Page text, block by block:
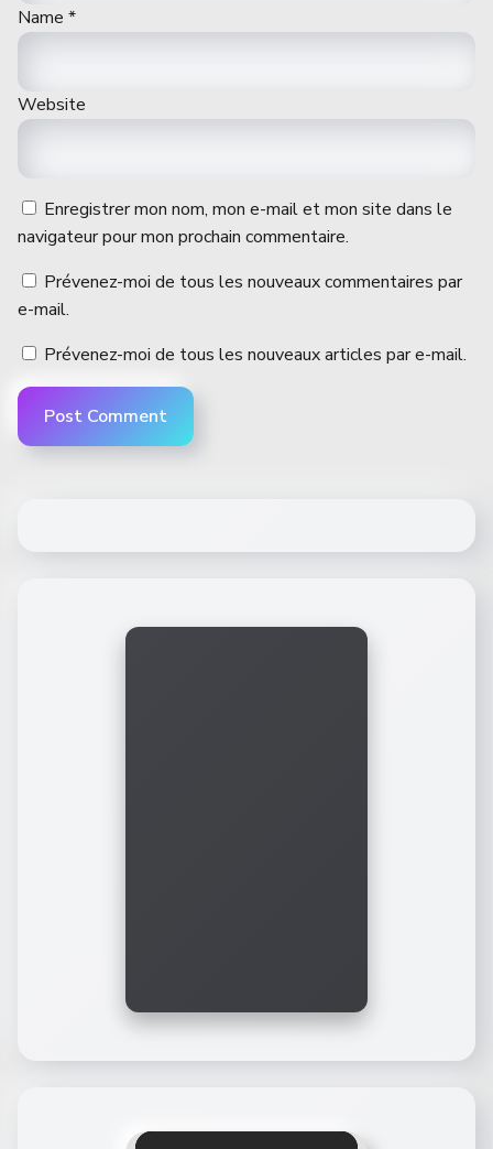
Name *
Website
Enregistrer mon nom, mon e-mail et mon site dans le
navigateur pour mon prochain commentaire.
Prévenez-moi de tous les nouveaux commentaires par
e-mail.
Prévenez-moi de tous les nouveaux articles par e-mail.